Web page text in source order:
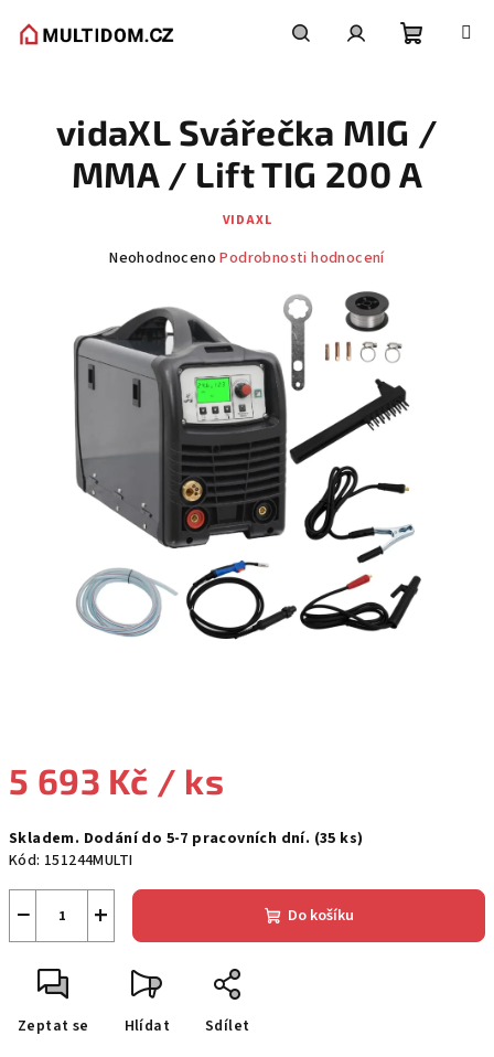
košík
5 693 Kč / ks
cena:
Skladem. Dodání do 5-7 pracovních dní. (35 ks)
Kód: 151244MULTI
+
− Do košíku
Zeptat se Hlídat Sdílet
vidaXL Svářečka MIG /
MMA / Lift TIG 200 A
VIDAXL
Průměrné
produktu
je
0,0
z
hvězdiček.
Neohodnoceno Podrobnosti hodnocení